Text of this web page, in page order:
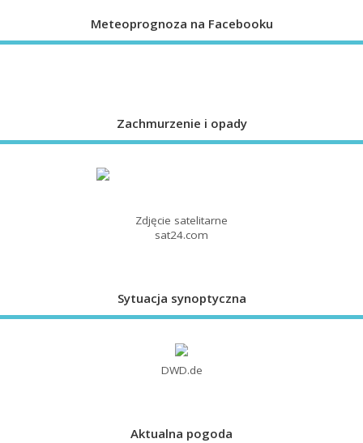
Meteoprognoza na Facebooku
Zachmurzenie i opady
Zdjęcie satelitarne
sat24.com
Sytuacja synoptyczna
DWD.de
Aktualna pogoda